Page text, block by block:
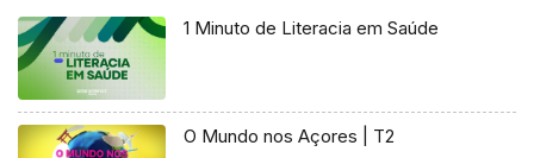
1 Minuto de Literacia em Saúde
O Mundo nos Açores | T2